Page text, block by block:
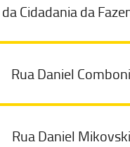
Cidadania da
Rua Daniel Comboni
Rua Daniel Mikovski